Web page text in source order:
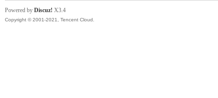
Powered by Discuz! X3.4
Copyright © 2001-2021, Tencent Cloud.